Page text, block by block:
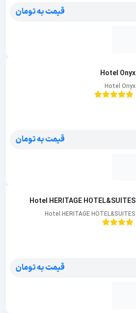
قیمت به تومان
Hotel Onyx
Hotel Onyx
قیمت به تومان
Hotel HERITAGE HOTEL&SUITES
Hotel HERITAGE HOTEL&SUITES
قیمت به تومان